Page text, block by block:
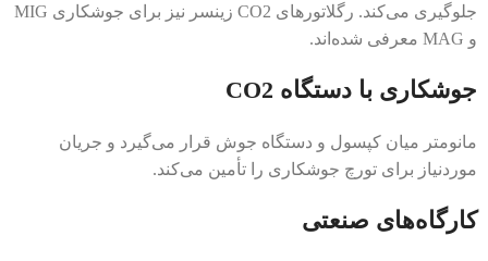
جلوگیری می‌کند. رگلاتورهای CO2 زینسر نیز برای جوشکاری MIG
و MAG معرفی شده‌اند.
جوشکاری با دستگاه CO2
مانومتر میان کپسول و دستگاه جوش قرار می‌گیرد و جریان
موردنیاز برای تورچ جوشکاری را تأمین می‌کند.
کارگاه‌های صنعتی